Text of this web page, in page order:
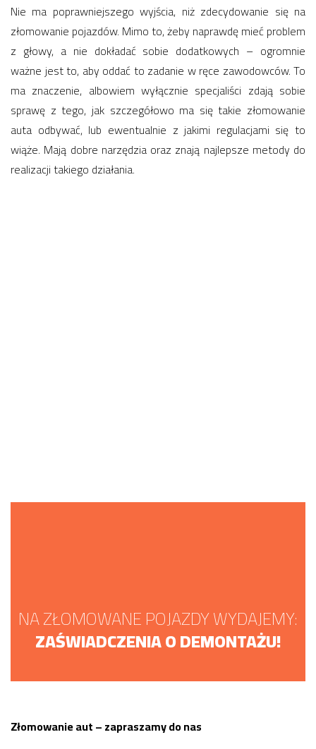
Nie ma poprawniejszego wyjścia, niż zdecydowanie się na
złomowanie pojazdów. Mimo to, żeby naprawdę mieć problem
z głowy, a nie dokładać sobie dodatkowych – ogromnie
ważne jest to, aby oddać to zadanie w ręce zawodowców. To
ma znaczenie, albowiem wyłącznie specjaliści zdają sobie
sprawę z tego, jak szczegółowo ma się takie złomowanie
auta odbywać, lub ewentualnie z jakimi regulacjami się to
wiąże. Mają dobre narzędzia oraz znają najlepsze metody do
realizacji takiego działania.
NA ZŁOMOWANE POJAZDY WYDAJEMY:
ZAŚWIADCZENIA O DEMONTAŻU!
Złomowanie aut – zapraszamy do nas